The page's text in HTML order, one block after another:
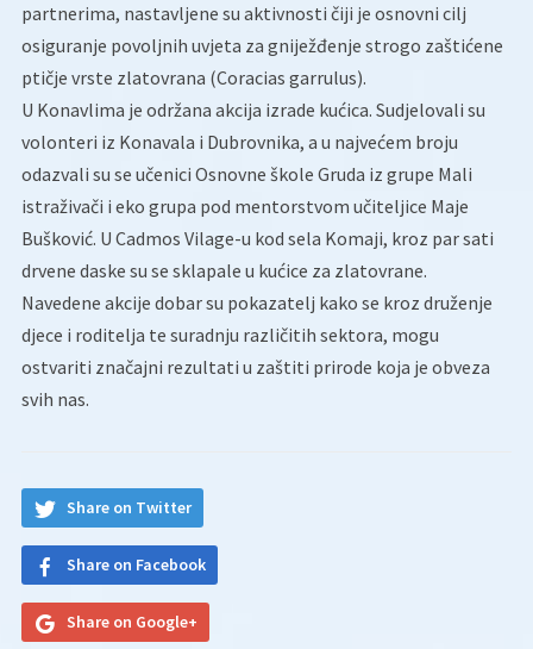
partnerima, nastavljene su aktivnosti čiji je osnovni cilj
osiguranje povoljnih uvjeta za gniježđenje strogo zaštićene
ptičje vrste zlatovrana (Coracias garrulus).
U Konavlima je održana akcija izrade kućica. Sudjelovali su
volonteri iz Konavala i Dubrovnika, a u najvećem broju
odazvali su se učenici Osnovne škole Gruda iz grupe Mali
istraživači i eko grupa pod mentorstvom učiteljice Maje
Bušković. U Cadmos Vilage-u kod sela Komaji, kroz par sati
drvene daske su se sklapale u kućice za zlatovrane.
Navedene akcije dobar su pokazatelj kako se kroz druženje
djece i roditelja te suradnju različitih sektora, mogu
ostvariti značajni rezultati u zaštiti prirode koja je obveza
svih nas.
Share on Twitter
Share on Facebook
Share on Google+